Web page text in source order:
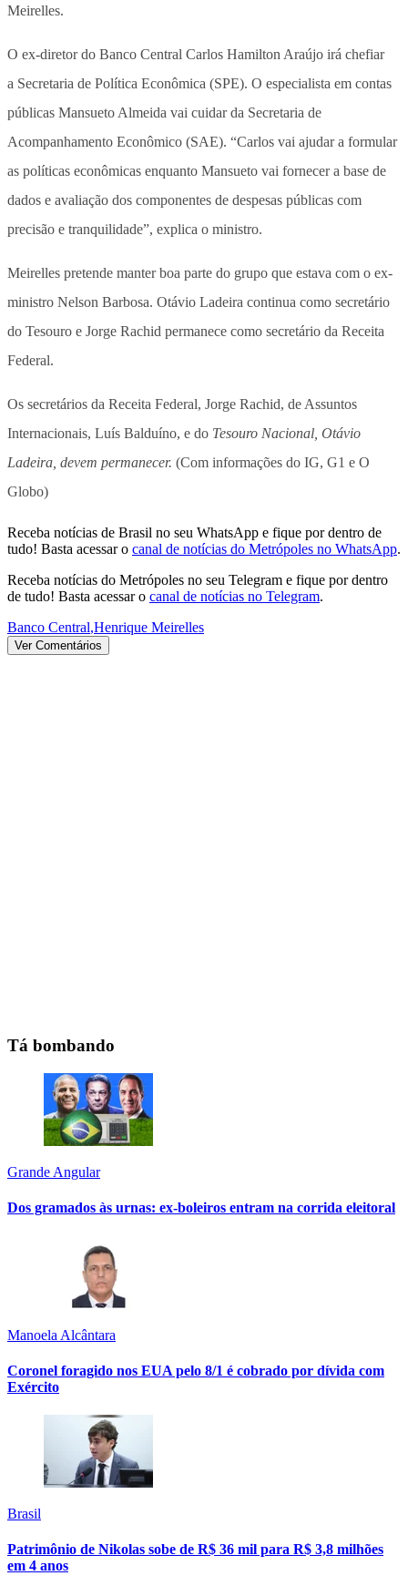
Meirelles.
O ex-diretor do Banco Central Carlos Hamilton Araújo irá chefiar
a Secretaria de Política Econômica (SPE). O especialista em contas
públicas Mansueto Almeida vai cuidar da Secretaria de
Acompanhamento Econômico (SAE). “Carlos vai ajudar a formular
as políticas econômicas enquanto Mansueto vai fornecer a base de
dados e avaliação dos componentes de despesas públicas com
precisão e tranquilidade”, explica o ministro.
Meirelles pretende manter boa parte do grupo que estava com o ex-
ministro Nelson Barbosa. Otávio Ladeira continua como secretário
do Tesouro e Jorge Rachid permanece como secretário da Receita
Federal.
Os secretários da Receita Federal, Jorge Rachid, de Assuntos
Internacionais, Luís Balduíno, e do Tesouro Nacional, Otávio
Ladeira, devem permanecer. (Com informações do IG, G1 e O
Globo)
Receba notícias de Brasil no seu WhatsApp e fique por dentro de
tudo! Basta acessar o canal de notícias do Metrópoles no WhatsApp.
Receba notícias do Metrópoles no seu Telegram e fique por dentro
de tudo! Basta acessar o canal de notícias no Telegram.
Banco Central,Henrique Meirelles
Ver Comentários
Tá bombando
Grande Angular
Dos gramados às urnas: ex-boleiros entram na corrida eleitoral
Manoela Alcântara
Coronel foragido nos EUA pelo 8/1 é cobrado por dívida com
Exército
Brasil
Patrimônio de Nikolas sobe de R$ 36 mil para R$ 3,8 milhões
em 4 anos